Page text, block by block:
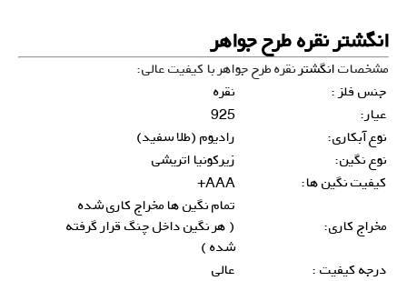
انگشتر نقره طرح جواهر
مشخصاتانگشتر نقره طرح جواهر با کیفیت عالی:
جنس فلز :
نقره
عیار:
925
نوع آبکاری:
رادیوم (طلا سفید)
نوع نگین:
زیرکونیا اتریشی
کیفیت نگین ها:
AAA+
مخراج کاری:
تمام نگین ها مخراج کاری شده
( هر نگین داخل چنگ قرار گرفته
شده )
درجه کیفیت :
عالی